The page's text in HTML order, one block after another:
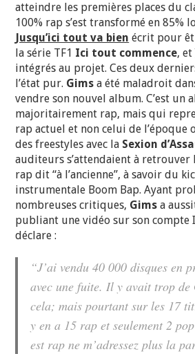
atteindre les premières places du
100% rap s’est transformé en 85%
Jusqu’ici tout va bien écrit pour
la série TF1 Ici tout commence, et
intégrés au projet. Ces deux
l’état pur. Gims a été maladroit
vendre son nouvel album. C’est un
majoritairement rap, mais qui
rap actuel et non celui de l’époque
des freestyles avec la Sexion
auditeurs s’attendaient à retrouver
rap dit “à l’ancienne”, à savoir du
instrumentale Boom Bap. Ayant
nombreuses critiques, Gims a
publiant une vidéo sur son compte
déclare :
“J’ai vendu 40 000 disques en
avec une fuite. Il y avait trop de
cela; mais pourtant sur les 17
y en a 15 rap et seulement 2
est rap ne m’adressez plus la